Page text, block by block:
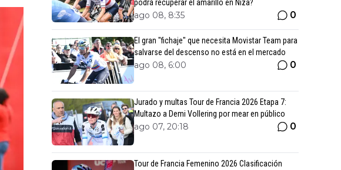
podrá recuperar el amarillo en Niza?
ago 08, 8:35 0
El gran "fichaje" que necesita Movistar Team para
salvarse del descenso no está en el mercado
ago 08, 6:00 0
Jurado y multas Tour de Francia 2026 Etapa 7:
Multazo a Demi Vollering por mear en público
ago 07, 20:18 0
Tour de Francia Femenino 2026 Clasificación